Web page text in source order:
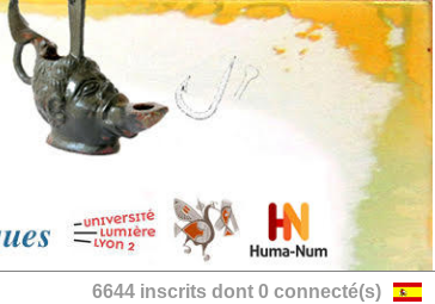
6644 inscrits dont 0 connecté(s)